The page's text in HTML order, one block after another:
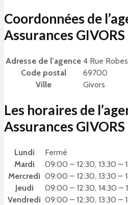
Coordonnées de
Assurances GIVORS
Adresse de l’agence 4 Rue
Code postal
69700
Ville
Givors
Les horaires de
Assurances GIVORS
Lundi
Fermé
Mardi
09:00 – 12:30, 13:30 –
Mercredi 09:00 – 12:30, 13:30 –
Jeudi
09:00 – 12:30, 14:30 –
Vendredi 09:00 – 12:30, 13:30 –